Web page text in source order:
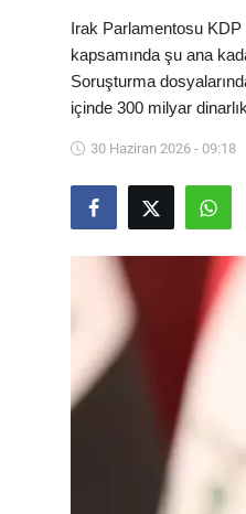
Makaleler
Türkçe
Irak Parlamentosu
kapsamında şu ana
Soruşturma
içinde 300 milyar
30 Haziran 2026 - 09:18